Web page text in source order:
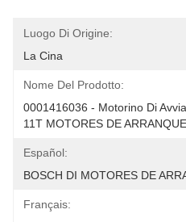
Luogo Di Origine:
La Cina
Nome Del Prodotto:
0001416036 - Motorino Di
11T MOTORES DE ARRANQUE
Español:
BOSCH DI MOTORES DE
Français: